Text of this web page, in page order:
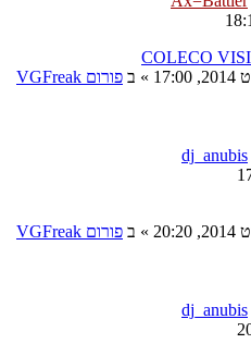
» ב
פורום VGFreak
dj_anubis
» ב
פורום VGFreak
dj_anubis